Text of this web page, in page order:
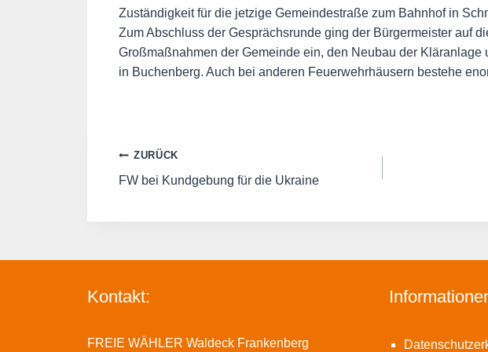
Zuständigkeit für die jetzige Gemeindestraße zum Bahnhof in
Zum Abschluss der Gesprächsrunde ging der Bürgermeister auf
Großmaßnahmen der Gemeinde ein, den Neubau der Kläranlage
in Buchenberg. Auch bei anderen Feuerwehrhäusern bestehe
Beitragsnavigation
ZURÜCK
FW bei Kundgebung für die Ukraine
Kontakt:
FREIE WÄHLER Waldeck Frankenberg